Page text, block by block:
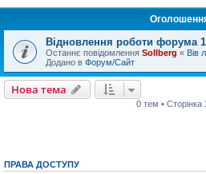
Відновлення роботи форума
Останнє повідомлення Sollberg « Вів
Додано в Форум/Сайт
Нова тема
0 тем • Сторінка
ПРАВА ДОСТУПУ